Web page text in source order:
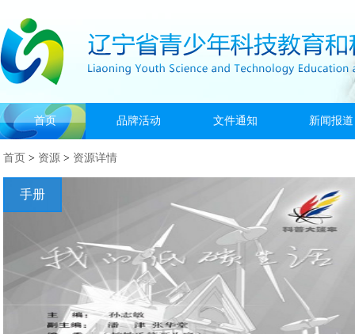
首页 品牌活动 文件通知 新闻报道
首页 > 资源 > 资源详情
手册